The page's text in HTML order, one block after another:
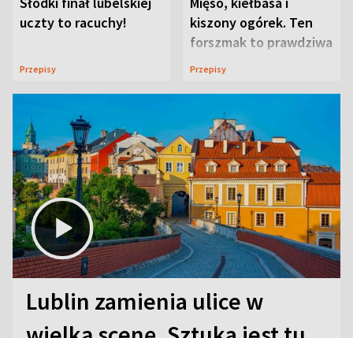
uczty to racuchy!
Przepisy
kiszony ogórek. Ten
forszmak to prawdziwa
uczta
Przepisy
Lublin zamienia ulice w